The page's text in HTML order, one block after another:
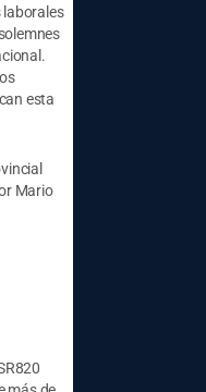
laborales
esta
Mario